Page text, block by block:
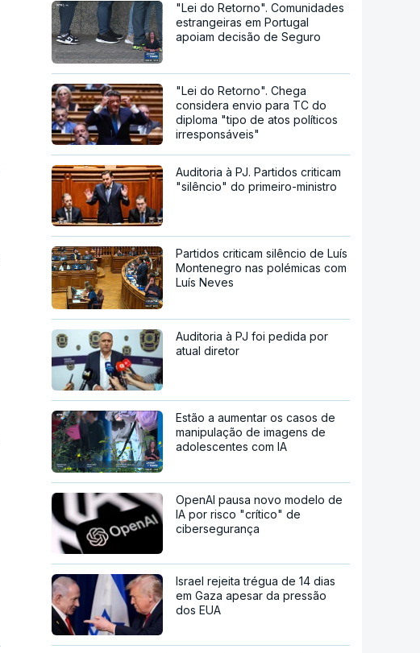
"Lei do Retorno". Comunidades
estrangeiras em Portugal
apoiam decisão de Seguro
"Lei do Retorno". Chega
considera envio para TC do
diploma "tipo de atos políticos
irresponsáveis"
Auditoria à PJ. Partidos criticam
"silêncio" do primeiro-ministro
Partidos criticam silêncio de Luís
Montenegro nas polémicas com
Luís Neves
Auditoria à PJ foi pedida por
atual diretor
Estão a aumentar os casos de
manipulação de imagens de
adolescentes com IA
OpenAI pausa novo modelo de
IA por risco "crítico" de
cibersegurança
Israel rejeita trégua de 14 dias
em Gaza apesar da pressão
dos EUA